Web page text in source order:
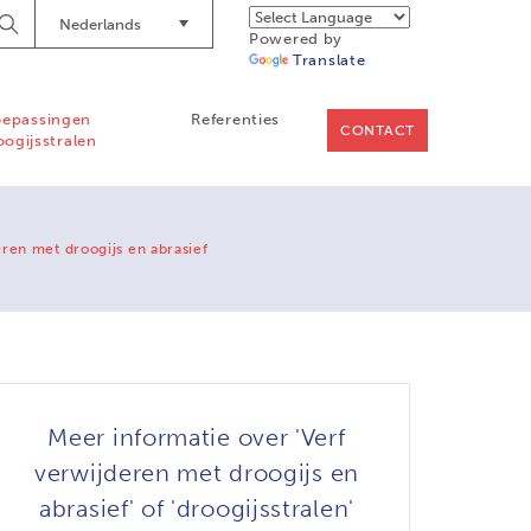
Powered by
Translate
Nederlands
Begin
Searching
Referenties
CONTACT
met droogijs en abrasief
Meer informatie over 'Verf
verwijderen met droogijs en
abrasief' of 'droogijsstralen'